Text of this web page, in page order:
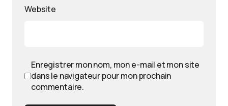
Website
Enregistrer mon nom, mon e-mail et mon site
dans le navigateur pour mon prochain
commentaire.